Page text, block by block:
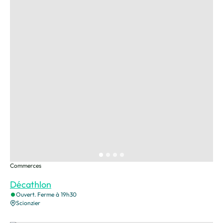
Décathlon
Commerces
Ouvert. Ferme à 19h30
Scionzier